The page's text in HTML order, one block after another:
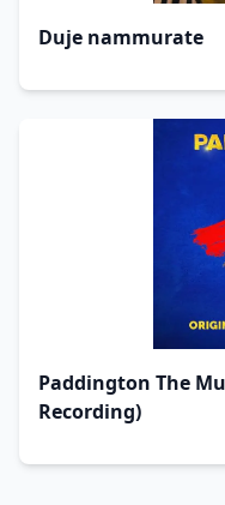
Duje nammurate
Paddington The
Recording)